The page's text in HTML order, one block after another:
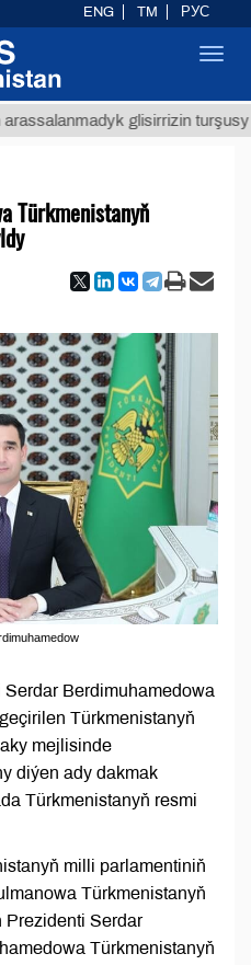
glisirrizin turşusy (t.)
Türkmenistanyň
Berdimuhamedowa
Türkmenistanyň
mejlisinde
diýen ady dakmak
Türkmenistanyň resmi
milli parlamentiniň
Türkmenistanyň
Prezidenti Serdar
Türkmenistanyň
ENG TM РУС